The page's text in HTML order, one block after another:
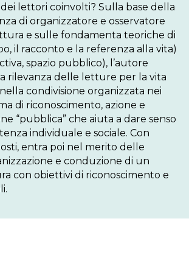
lettori coinvolti? Sulla base della
di organizzatore e osservatore
e sulle fondamenta teoriche di
il racconto e la referenza alla vita)
spazio pubblico), l’autore
rilevanza delle letture per la vita
condivisione organizzata nei
di riconoscimento, azione e
“pubblica” che aiuta a dare senso
individuale e sociale. Con
entra poi nel merito delle
e conduzione di un
con obiettivi di riconoscimento e